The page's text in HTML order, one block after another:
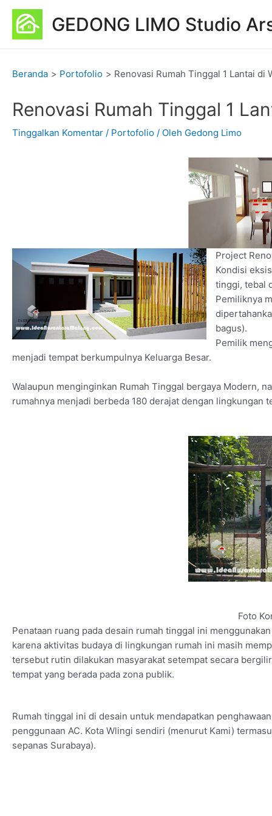
Lewati
konten
GEDONG LIMO Studio
Beranda Portofolio Renovasi Rumah Tinggal 1 Lantai di
Renovasi Rumah Tinggal 1
Tinggalkan Komentar / Portofolio / Oleh Gedong Limo
Project
Kondisi
tinggi, tebal
Pemiliknya
bagus).
Pemilik
menjadi tempat berkumpulnya Keluarga Besar.
Walaupun menginginkan Rumah Tinggal bergaya Modern,
rumahnya menjadi berbeda 180 derajat dengan lingkungan
Foto
Penataan ruang pada desain rumah tinggal ini
karena aktivitas budaya di lingkungan rumah ini masih
tersebut rutin dilakukan masyarakat setempat secara
tempat yang berada pada zona publik.
Rumah tinggal ini di desain untuk mendapatkan
penggunaan AC. Kota Wlingi sendiri (menurut Kami)
sepanas Surabaya).
Post
navigation